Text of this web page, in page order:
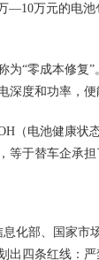
—10万元的电
为“零成本修复
深度和功率，
（电池健康状
等于替车企承担
息化部、国家市
出四条红线：